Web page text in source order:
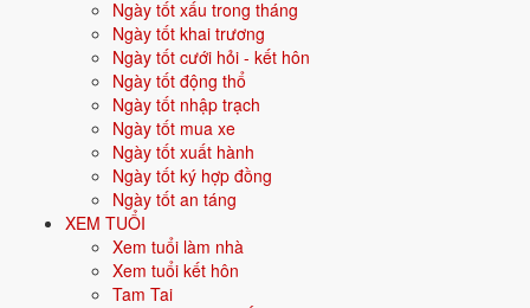
Ngày tốt xấu trong tháng
Ngày tốt khai trương
Ngày tốt cưới hỏi - kết hôn
Ngày tốt động thổ
Ngày tốt nhập trạch
Ngày tốt mua xe
Ngày tốt xuất hành
Ngày tốt ký hợp đồng
Ngày tốt an táng
XEM TUỔI
Xem tuổi làm nhà
Xem tuổi kết hôn
Tam Tai
Đông Bắc.
Vận khí khi sinh:Vận 6 Lục Bạch Kim (1964-1983) - Quyền lực, công
2026: 51 tuổi mụ, năm Bính Ngọ - Bình hoà với Thái Tuế.
Sinh năm 1976 là tuổi gì, mệnh gì?
Người sinh năm1976là tuổiBính Thìn
, mệnhThổ. Màu hợp gồm Vàng đất, Nâu, Be; hướng hợp là
Trung tâm, Tây Nam, Đông Bắc. Bảng dưới đây tóm tắt 10 chỉ số cốt